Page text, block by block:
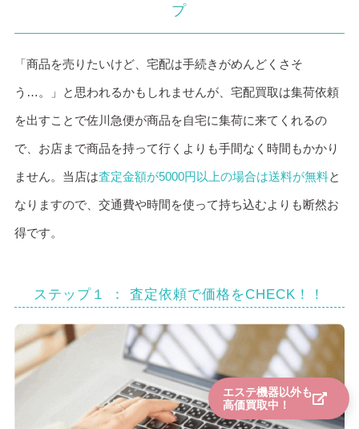
プ
「商品を売りたいけど、宅配は手続きがめんどくさそ
う…。」と思われるかもしれませんが、宅配買取は集荷依頼
を出すことで佐川急便が商品を自宅に集荷に来てくれるの
で、お店まで商品を持って行くよりも手間なく時間もかかり
ません。当店は査定金額が5000円以上の場合は送料が無料と
なりますので、交通費や時間を使って持ち込むよりも断然お
得です。
ステップ１ ： 査定依頼で価格をCHECK！！
エステ機器以外も
高価買取中！